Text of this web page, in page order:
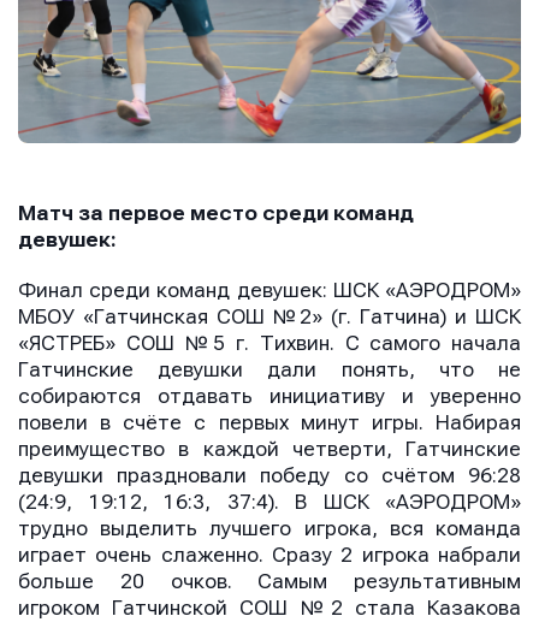
Матч за первое место среди команд
девушек:
Финал среди команд девушек: ШСК «АЭРОДРОМ»
МБОУ «Гатчинская СОШ №2» (г. Гатчина) и ШСК
«ЯСТРЕБ» СОШ №5 г. Тихвин. С самого начала
Гатчинские девушки дали понять, что не
собираются отдавать инициативу и уверенно
повели в счёте с первых минут игры. Набирая
преимущество в каждой четверти, Гатчинские
девушки праздновали победу со счётом 96:28
(24:9, 19:12, 16:3, 37:4). В ШСК «АЭРОДРОМ»
трудно выделить лучшего игрока, вся команда
играет очень слаженно. Сразу 2 игрока набрали
больше 20 очков. Самым результативным
игроком Гатчинской СОШ №2 стала Казакова